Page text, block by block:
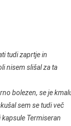
tudi zaprtje in
nisem slišal za ta
bolezen, se je
sem se tudi več
Termiseran